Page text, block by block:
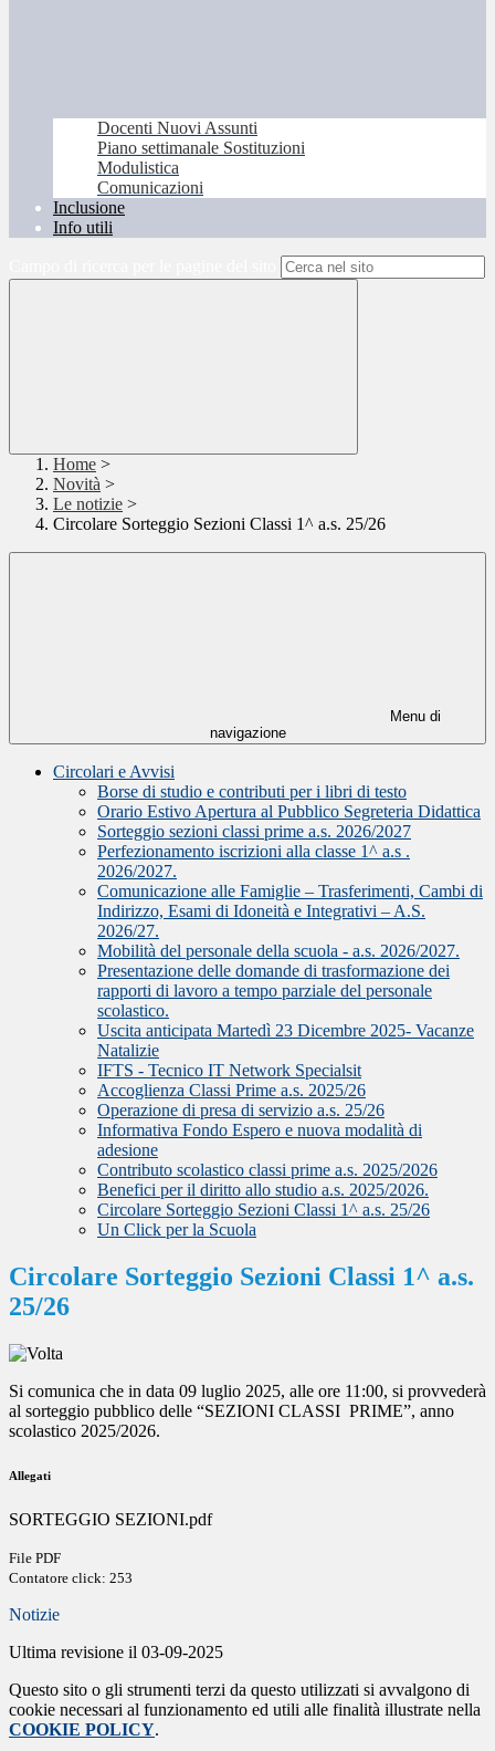
Docenti Nuovi Assunti
Piano settimanale Sostituzioni
Modulistica
Comunicazioni
Inclusione
Info utili
Home >
Novità >
Le notizie >
Circolare Sorteggio Sezioni Classi 1^ a.s. 25/26
Menu di
navigazione
Circolari e Avvisi
Borse di studio e contributi per i libri di testo
Orario Estivo Apertura al Pubblico Segreteria Didattica
Sorteggio sezioni classi prime a.s. 2026/2027
Perfezionamento iscrizioni alla classe 1^ a.s .
2026/2027.
Comunicazione alle Famiglie – Trasferimenti, Cambi di
Indirizzo, Esami di Idoneità e Integrativi – A.S.
2026/27.
Mobilità del personale della scuola - a.s. 2026/2027.
Presentazione delle domande di trasformazione dei
rapporti di lavoro a tempo parziale del personale
scolastico.
Uscita anticipata Martedì 23 Dicembre 2025- Vacanze
Natalizie
IFTS - Tecnico IT Network Specialsit
Accoglienza Classi Prime a.s. 2025/26
Operazione di presa di servizio a.s. 25/26
Informativa Fondo Espero e nuova modalità di
adesione
Contributo scolastico classi prime a.s. 2025/2026
Benefici per il diritto allo studio a.s. 2025/2026.
Circolare Sorteggio Sezioni Classi 1^ a.s. 25/26
Un Click per la Scuola
Circolare Sorteggio Sezioni Classi 1^ a.s.
25/26
Si comunica che in data 09 luglio 2025, alle ore 11:00, si provvederà
al sorteggio pubblico delle “SEZIONI CLASSI PRIME”, anno
scolastico 2025/2026.
Allegati
SORTEGGIO SEZIONI.pdf
File PDF
Contatore click: 253
Notizie
Ultima revisione il 03-09-2025
Questo sito o gli strumenti terzi da questo utilizzati si avvalgono di
cookie necessari al funzionamento ed utili alle finalità illustrate nella
COOKIE POLICY.